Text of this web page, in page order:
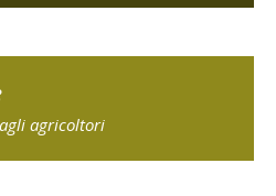
agricoltori